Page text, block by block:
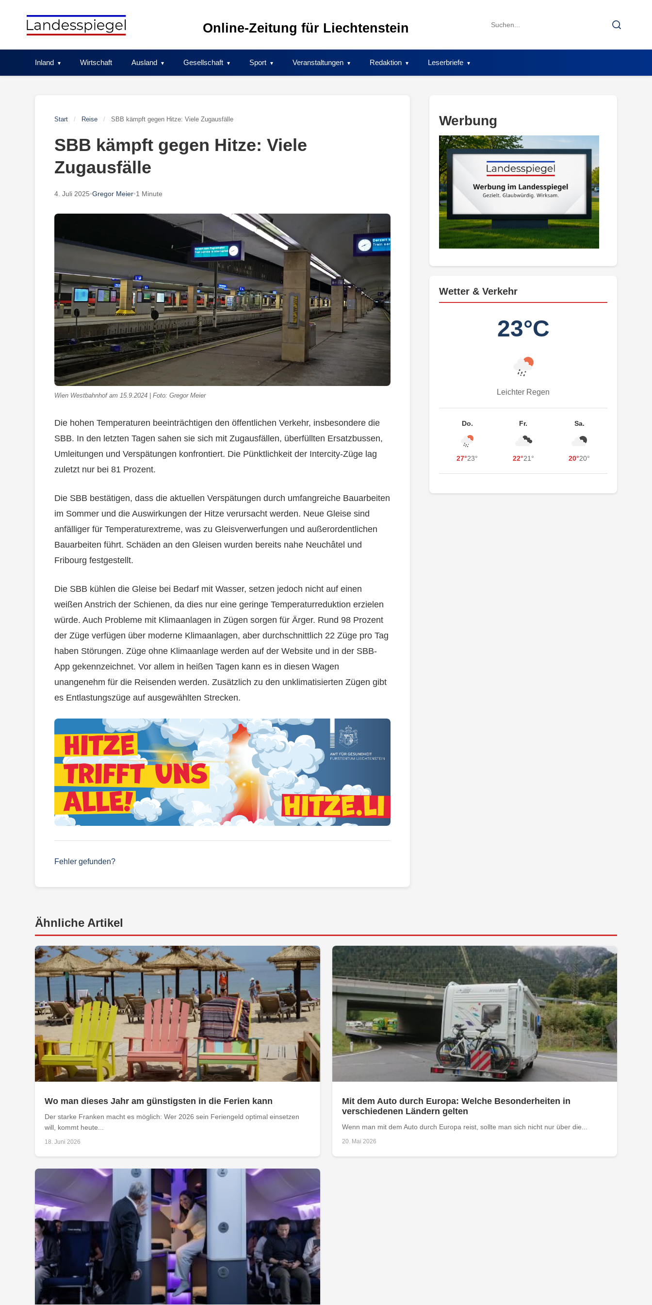
Online-Zeitung für Liechtenstein
Search
Search
Inland Wirtschaft Ausland Gesellschaft Sport Veranstaltungen Redaktion Leserbriefe
Start / Reise / SBB kämpft gegen Hitze: Viele Zugausfälle
SBB kämpft gegen Hitze: Viele
Zugausfälle
4. Juli 2025•Gregor Meier•1 Minute
Wien Westbahnhof am 15.9.2024 | Foto: Gregor Meier
Die hohen Temperaturen beeinträchtigen den öffentlichen Verkehr, insbesondere die
SBB. In den letzten Tagen sahen sie sich mit Zugausfällen, überfüllten Ersatzbussen,
Umleitungen und Verspätungen konfrontiert. Die Pünktlichkeit der Intercity-Züge lag
zuletzt nur bei 81 Prozent.
Die SBB bestätigen, dass die aktuellen Verspätungen durch umfangreiche Bauarbeiten
im Sommer und die Auswirkungen der Hitze verursacht werden. Neue Gleise sind
anfälliger für Temperaturextreme, was zu Gleisverwerfungen und außerordentlichen
Bauarbeiten führt. Schäden an den Gleisen wurden bereits nahe Neuchâtel und
Fribourg festgestellt.
Die SBB kühlen die Gleise bei Bedarf mit Wasser, setzen jedoch nicht auf einen
weißen Anstrich der Schienen, da dies nur eine geringe Temperaturreduktion erzielen
würde. Auch Probleme mit Klimaanlagen in Zügen sorgen für Ärger. Rund 98 Prozent
der Züge verfügen über moderne Klimaanlagen, aber durchschnittlich 22 Züge pro Tag
haben Störungen. Züge ohne Klimaanlage werden auf der Website und in der SBB-
App gekennzeichnet. Vor allem in heißen Tagen kann es in diesen Wagen
unangenehm für die Reisenden werden. Zusätzlich zu den unklimatisierten Zügen gibt
es Entlastungszüge auf ausgewählten Strecken.
Fehler gefunden?
Werbung
Wetter & Verkehr
23°C
Leichter Regen
Do.
27°23°
Fr.
22°21°
Sa.
20°20°
Ähnliche Artikel
Wo man dieses Jahr am günstigsten in die Ferien kann
Der starke Franken macht es möglich: Wer 2026 sein Feriengeld optimal einsetzen
will, kommt heute...
18. Juni 2026
Mit dem Auto durch Europa: Welche Besonderheiten in
verschiedenen Ländern gelten
Wenn man mit dem Auto durch Europa reist, sollte man sich nicht nur über die...
20. Mai 2026